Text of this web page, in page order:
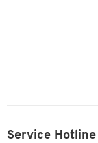
Service Hotline